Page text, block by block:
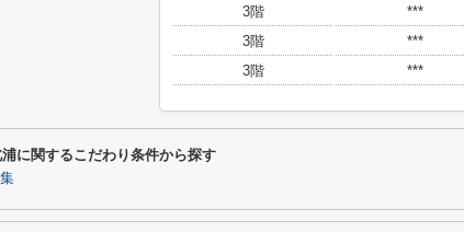
3階
***
3階
***
3階
***
に関するこだわり条件から探す